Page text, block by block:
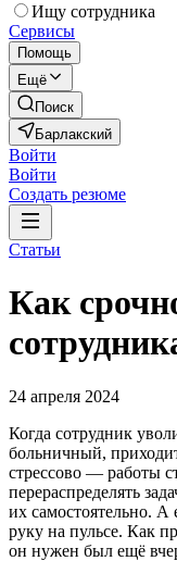
Ищу сотрудника
Сервисы
Помощь
Ещё
Поиск
Барлакский
Войти
Войти
Создать резюме
Статьи
Как
24 апреля 2024
Когда сотрудник
больничный,
стрессово — работы
перераспределять
их самостоятельно.
руку на пульсе. Как
он нужен был ещё